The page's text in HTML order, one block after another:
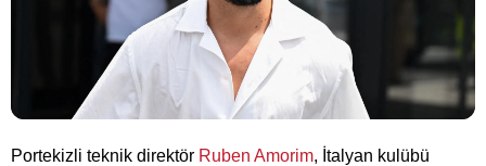
Portekizli teknik direktör Ruben Amorim, İtalyan kulübü